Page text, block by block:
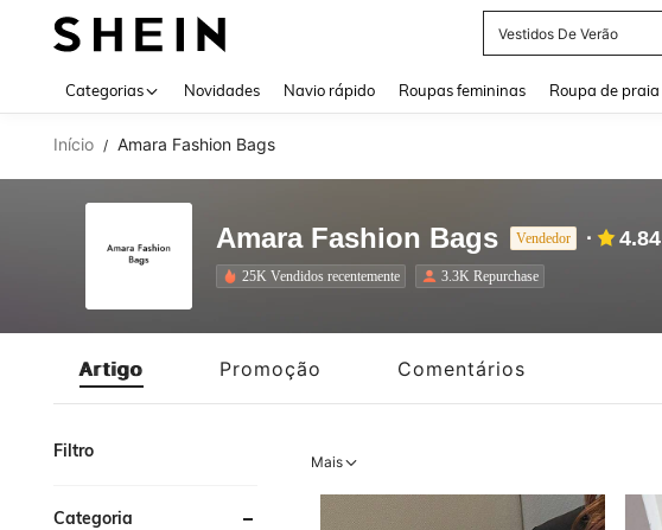
Tops
Categorias Novidades Navio rápido Roupas femininas Roupa de praia
Início / Amara Fashion Bags
Amara Fashion Bags Vendedor 4.84
25K Vendidos recentemente 3.3K Repurchase
Artigo Promoção Comentários
Filtro
Categoria
Mais